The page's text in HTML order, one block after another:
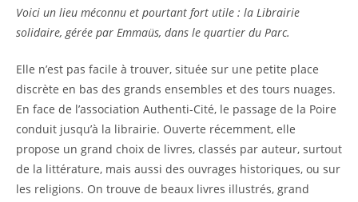
Voici un lieu méconnu et pourtant fort utile : la Librairie
solidaire, gérée par Emmaüs, dans le quartier du Parc.
Elle n’est pas facile à trouver, située sur une petite place
discrète en bas des grands ensembles et des tours nuages.
En face de l’association Authenti-Cité, le passage de la Poire
conduit jusqu’à la librairie. Ouverte récemment, elle
propose un grand choix de livres, classés par auteur, surtout
de la littérature, mais aussi des ouvrages historiques, ou sur
les religions. On trouve de beaux livres illustrés, grand